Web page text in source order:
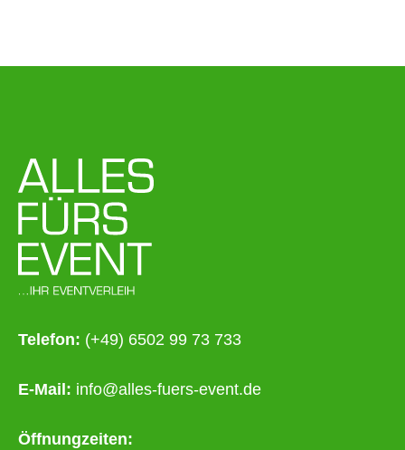
Telefon: (+49) 6502 99 73 733
E-Mail: info@alles-fuers-event.de
Öffnungzeiten: